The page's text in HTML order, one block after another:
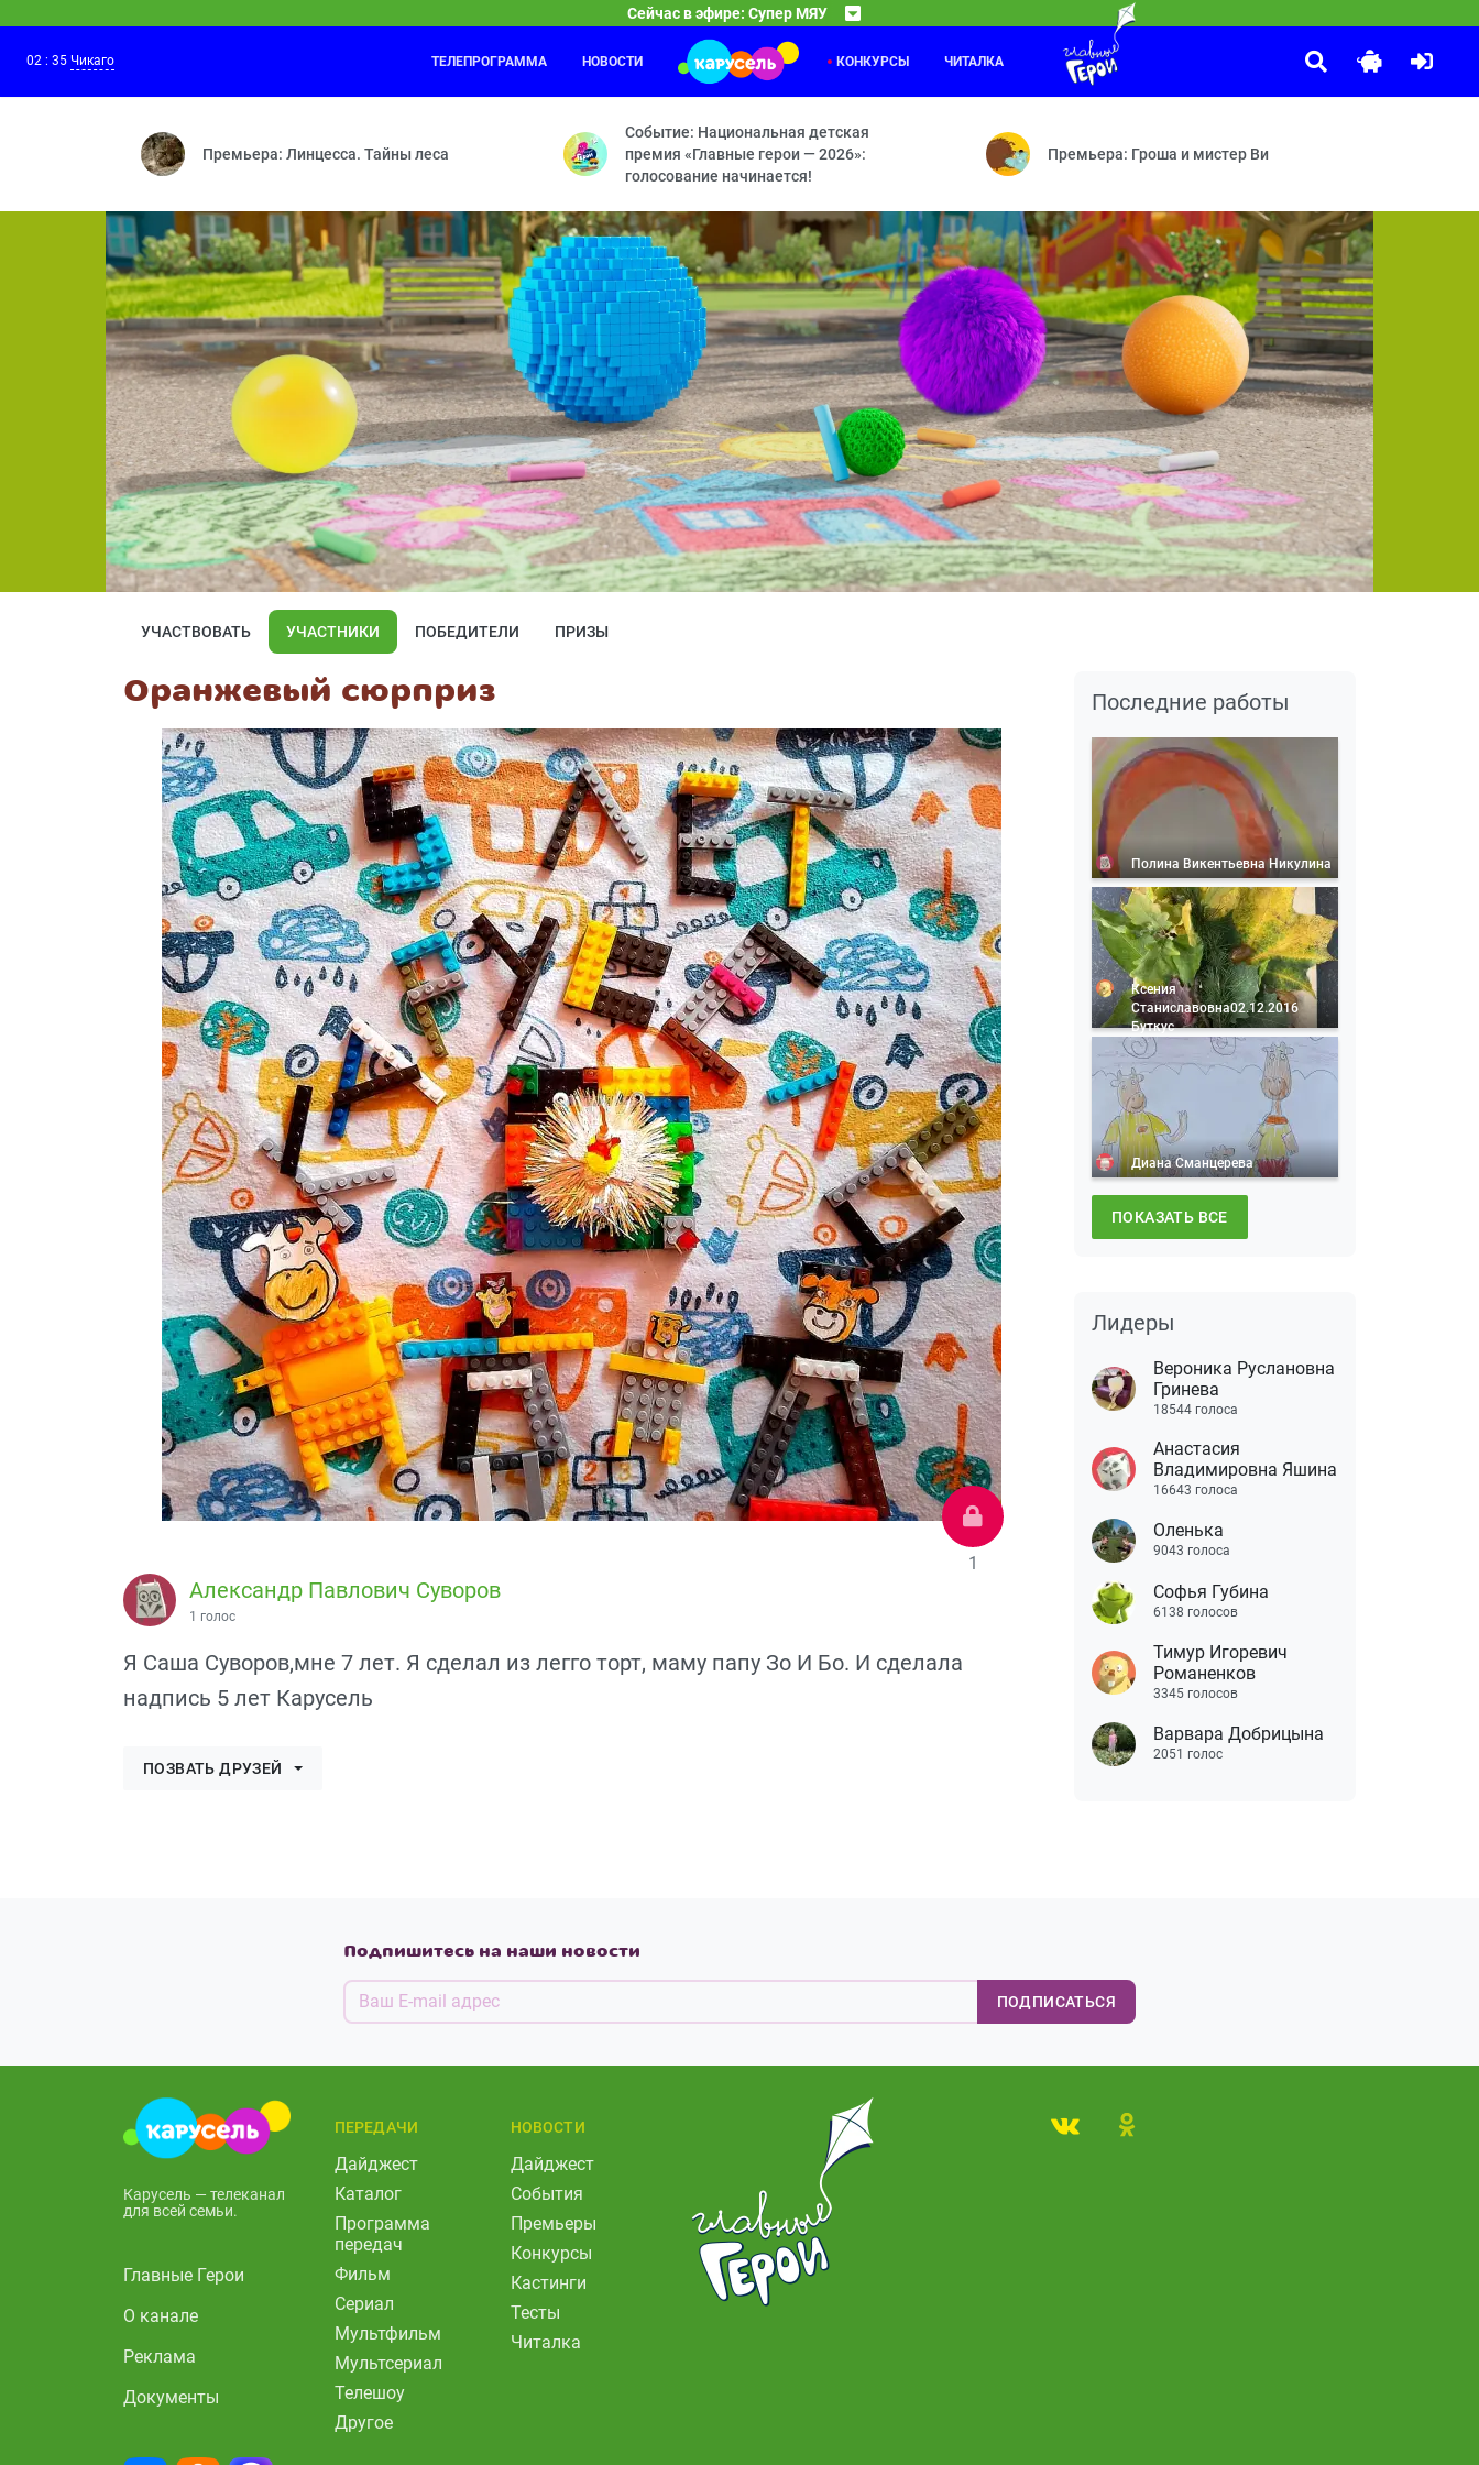
Сейчас в эфире: Супер МЯУ
Раз Грейс, два Грейс — Битва невидимок — Таинственные семена — Шоу для Арнольда — Чистая работа — Операция «Большая кастрюля» — Застывшее время — Подарок
Зебра в клеточку. Яркие дни
А если снег? — Гоша, рисуй! — Добрые дела — День рождения Пети — Гошина помощь — Изобретатели — Нужные
Бумажки
Розовая клумба — Звёздная ночь — А был ли птенчик? —
02 : 35 Чикаго ТЕЛЕПРОГРАММА НОВОСТИ КОНКУРСЫ ЧИТАЛКА
Премьера: Линцесса. Тайны леса
Событие: Национальная детская
премия «Главные герои — 2026»:
голосование начинается!
Премьера: Гроша и мистер Ви
УЧАСТВОВАТЬ УЧАСТНИКИ ПОБЕДИТЕЛИ ПРИЗЫ
Оранжевый сюрприз
1
Александр Павлович Суворов
1 голос
Я Саша Суворов,мне 7 лет. Я сделал из легго торт, маму папу Зо И Бо. И сделала
надпись 5 лет Карусель
ПОЗВАТЬ ДРУЗЕЙ
Последние работы
Полина Викентьевна Никулина
Ксения
Станиславовна02.12.2016
Буткус
Диана Сманцерева
ПОКАЗАТЬ ВСЕ
Лидеры
Вероника Руслановна
Гринева
18544 голоса
Анастасия
Владимировна Яшина
16643 голоса
Оленька
9043 голоса
Софья Губина
6138 голосов
Тимур Игоревич
Романенков
3345 голосов
Варвара Добрицына
2051 голос
Подпишитесь на наши новости
ПОДПИСАТЬСЯ
Карусель — телеканал
для всей семьи.
Главные Герои
О канале
Реклама
Документы
ПЕРЕДАЧИ
Дайджест
Каталог
Программа
передач
Фильм
Сериал
Мультфильм
Мультсериал
Телешоу
Другое
НОВОСТИ
Дайджест
События
Премьеры
Конкурсы
Кастинги
Тесты
Читалка